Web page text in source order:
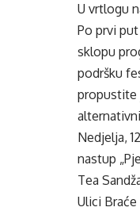
U vrtlogu
Po prvi
sklopu
podršku
propustite
Nedjelja,
nastup
Tea
Ulici